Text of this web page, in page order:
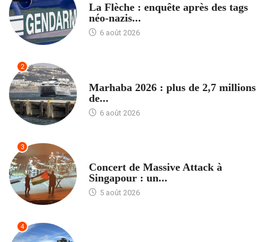
La Flèche : enquête après des tags
néo-nazis...
6 août 2026
2
Marhaba 2026 : plus de 2,7 millions
de...
6 août 2026
3
Concert de Massive Attack à
Singapour : un...
5 août 2026
4